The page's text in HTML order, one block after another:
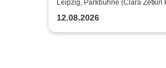
Madness - Summer
Leipzig, Parkbühne (Clara Zetkin
12.08.2026